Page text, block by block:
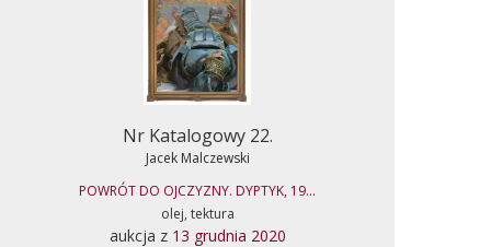
Nr Katalogowy 22.
Jacek Malczewski
POWRÓT DO OJCZYZNY. DYPTYK, 19...
olej, tektura
aukcja z 13 grudnia 2020